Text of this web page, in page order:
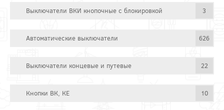
Выключатели ВКИ кнопочные с блокировкой 3
Автоматические выключатели 626
Выключатели концевые и путевые 22
Кнопки ВК, КЕ 10